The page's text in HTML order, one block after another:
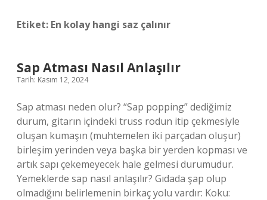
Etiket: En kolay hangi saz çalınır
Sap Atması Nasıl Anlaşılır
Tarih: Kasım 12, 2024
Sap atması neden olur? “Sap popping” dediğimiz
durum, gitarın içindeki truss rodun itip çekmesiyle
oluşan kumaşın (muhtemelen iki parçadan oluşur)
birleşim yerinden veya başka bir yerden kopması ve
artık sapı çekemeyecek hale gelmesi durumudur.
Yemeklerde sap nasıl anlaşılır? Gıdada şap olup
olmadığını belirlemenin birkaç yolu vardır: Koku: